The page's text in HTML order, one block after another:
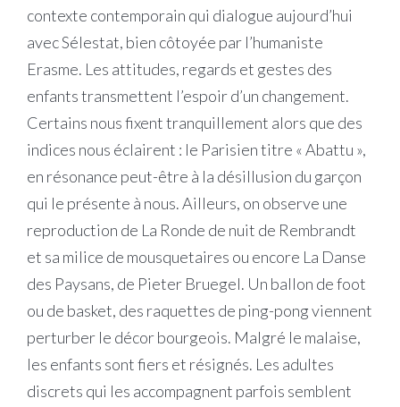
contexte contemporain qui dialogue aujourd’hui
avec Sélestat, bien côtoyée par l’humaniste
Erasme. Les attitudes, regards et gestes des
enfants transmettent l’espoir d’un changement.
Certains nous fixent tranquillement alors que des
indices nous éclairent : le Parisien titre « Abattu »,
en résonance peut-être à la désillusion du garçon
qui le présente à nous. Ailleurs, on observe une
reproduction de La Ronde de nuit de Rembrandt
et sa milice de mousquetaires ou encore La Danse
des Paysans, de Pieter Bruegel. Un ballon de foot
ou de basket, des raquettes de ping-pong viennent
perturber le décor bourgeois. Malgré le malaise,
les enfants sont fiers et résignés. Les adultes
discrets qui les accompagnent parfois semblent